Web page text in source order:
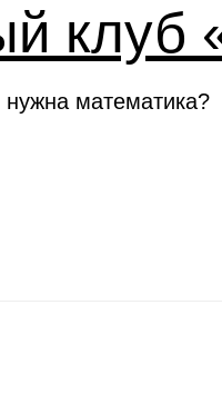
клуб
математика?